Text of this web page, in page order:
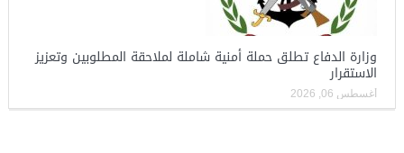
وزارة الدفاع تطلق حملة أمنية شاملة لملاحقة المطلوبين وتعزيز
الاستقرار
أغسطس 06, 2026